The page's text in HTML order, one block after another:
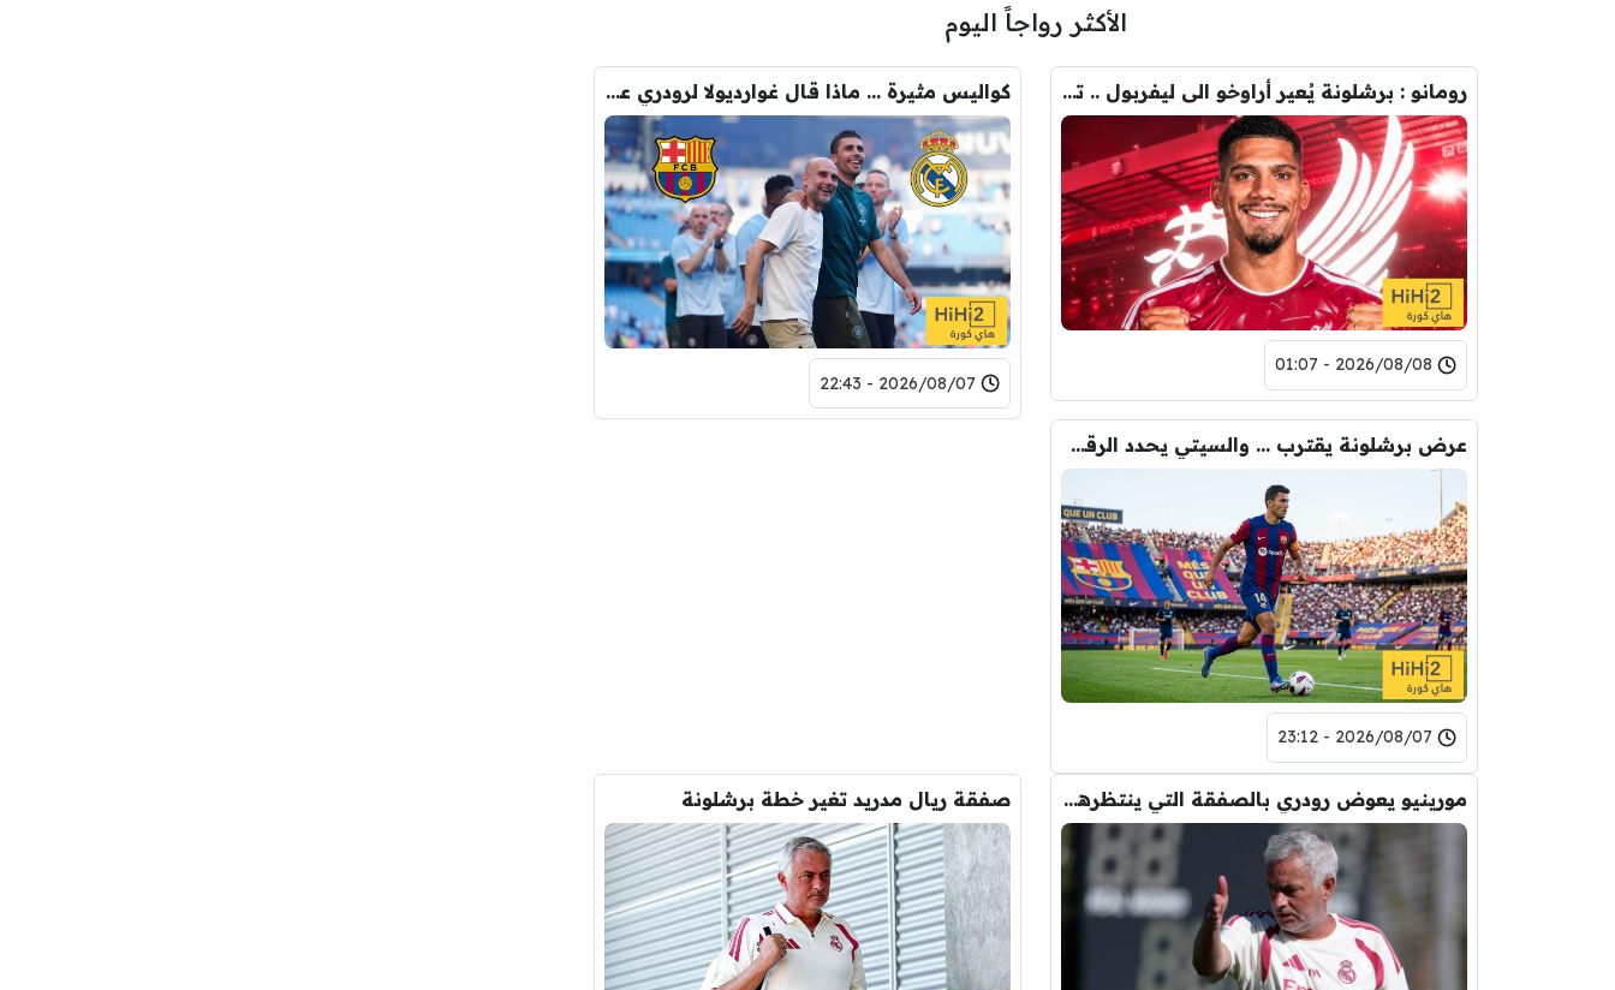
الأكثر رواجاً اليوم
رومانو : برشلونة يُعير أراوخو الى ليفربول .. تفاصيل الصفقة
2026/08/08 - 01:07
كواليس مثيرة … ماذا قال غوارديولا لرودري عند استشارته عن ريال مدريد وبرشلونة
2026/08/07 - 22:43
عرض برشلونة يقترب … والسيتي يحدد الرقم النهائي لبيع رودري
2026/08/07 - 23:12
مورينيو يعوض رودري بالصفقة التي ينتظرها جمهور الريال صفقة ريال مدريد تغير خطة برشلونة